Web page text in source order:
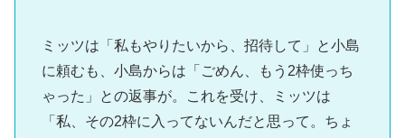
ミッツは「私もやりたいから、招待して」と小島
に頼むも、小島からは「ごめん、もう2枠使っち
ゃった」との返事が。これを受け、ミッツは
「私、その2枠に入ってないんだと思って。ちょ